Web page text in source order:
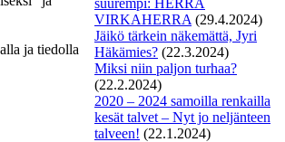
ja tiedolla
suurempi: HERRA
VIRKAHERRA (29.4.2024)
Jäikö tärkein näkemättä, Jyri
Häkämies? (22.3.2024)
Miksi niin paljon turhaa?
(22.2.2024)
2020 – 2024 samoilla renkailla
kesät talvet – Nyt jo neljänteen
talveen! (22.1.2024)